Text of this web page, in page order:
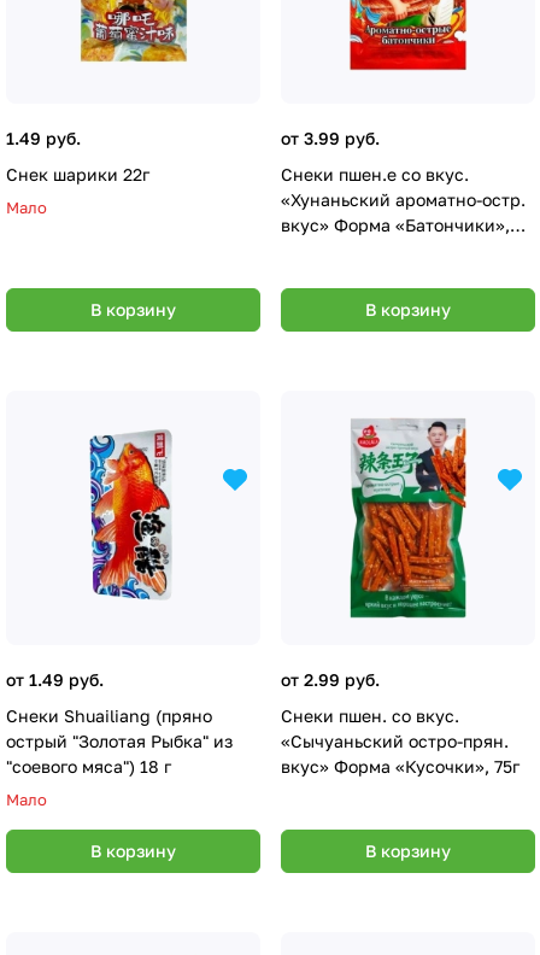
1.49 руб.
Снек шарики 22г
Мало
В корзину
от 3.99 руб.
Снеки пшен.е со вкус.
«Хунаньский ароматно-остр.
вкус» Форма «Батончики»,
В корзину
от 1.49 руб.
Снеки Shuailiang (пряно
острый "Золотая Рыбка" из
"соевого мяса") 18 г
Мало
В корзину
от 2.99 руб.
Снеки пшен. со вкус.
«Сычуаньский остро-прян.
вкус» Форма «Кусочки», 75г
В корзину